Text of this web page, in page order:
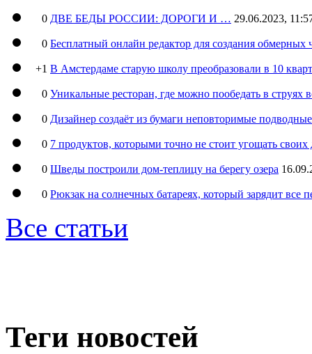
0 ДВЕ БЕДЫ РОССИИ: ДОРОГИ И … 29.06.2023,
0 Бесплатный онлайн редактор для создания обмерных
+1 В Амстердаме старую школу преобразовали в 10
0 Уникальные ресторан, где можно пообедать в струях
0 Дизайнер создаёт из бумаги неповторимые
0 7 продуктов, которыми точно не стоит угощать
0 Шведы построили дом-теплицу на берегу озера
0 Рюкзак на солнечных батареях, который зарядит все
Все статьи
Теги новостей